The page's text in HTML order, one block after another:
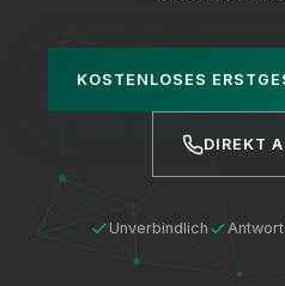
KOSTENLOSES
DIREKT
Unverbindlich